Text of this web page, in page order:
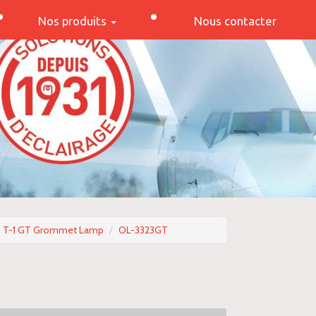
Nos produits Nous contacter
T-1 GT Grommet Lamp OL-3323GT